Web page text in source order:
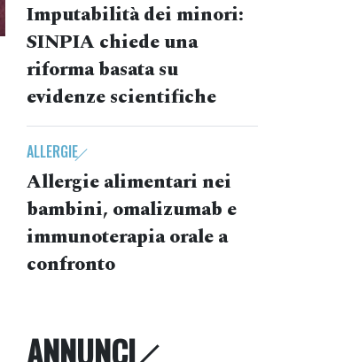
Imputabilità dei minori:
SINPIA chiede una
riforma basata su
evidenze scientifiche
ALLERGIE
Allergie alimentari nei
bambini, omalizumab e
immunoterapia orale a
confronto
ANNUNCI